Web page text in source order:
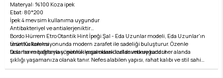
Materyal: %100 Koza ipek
Ebat: 80*200
İpek 4 mevsim kullanıma uygundur
Antibakteriyel ve antialerjeniktir
Ürün Kullanımı
Dolama ve bağlama yönetmi ile şal olarak kullanıma uygundur.
Yıkama Talimatı:
Bordo Hürrem Etro Otantik Hint İpeği Şal - Eda Uzunlar modeli, Eda Uzunlar'ın
tesettür koleksiyonunda modern zarafet ile sadeliği buluşturur. Özenle
tasarlanmış detayları, günlük yaşamdan özel davetlere kadar her alanda
şıklığı yaşamanıza olanak tanır. Nefes alabilen yapısı, rahat kalıbı ve stil sahibi
çizgileri ile hem konforlu hem de zarif bir kullanım sunar. Kumaş kalitesi, Eda